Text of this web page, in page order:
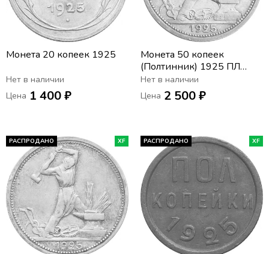
Монета 20 копеек 1925
Нет в наличии
Цена 1 400 ₽
Монета 50 копеек
(Полтинник) 1925 ПЛ
(широкий кант)
Нет в наличии
Цена 2 500 ₽
РАСПРОДАНО XF РАСПРОДАНО XF